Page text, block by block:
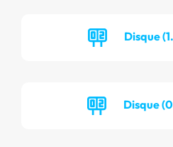
Disque
Disque